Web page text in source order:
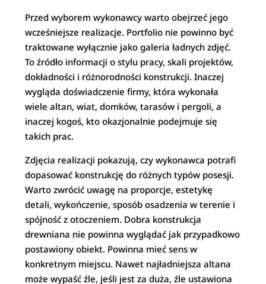
Przed wyborem wykonawcy warto obejrzeć jego
wcześniejsze realizacje. Portfolio nie powinno być
traktowane wyłącznie jako galeria ładnych zdjęć.
To źródło informacji o stylu pracy, skali projektów,
dokładności i różnorodności konstrukcji. Inaczej
wygląda doświadczenie firmy, która wykonała
wiele altan, wiat, domków, tarasów i pergoli, a
inaczej kogoś, kto okazjonalnie podejmuje się
takich prac.
Zdjęcia realizacji pokazują, czy wykonawca potrafi
dopasować konstrukcję do różnych typów posesji.
Warto zwrócić uwagę na proporcje, estetykę
detali, wykończenie, sposób osadzenia w terenie i
spójność z otoczeniem. Dobra konstrukcja
drewniana nie powinna wyglądać jak przypadkowo
postawiony obiekt. Powinna mieć sens w
konkretnym miejscu. Nawet najładniejsza altana
może wypaść źle, jeśli jest za duża, źle ustawiona